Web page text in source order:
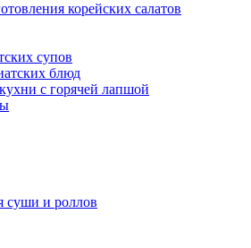
корейских салатов
супов
блюд
с горячей лапшой
суши и роллов